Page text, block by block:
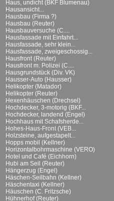
Haus, undicht (BKF Blumenau)
Hausansicht...
Hausbau (Firma ?)
Hausbau (Reuter)
Hausbauversuche (C....
Hausfassade mit Einfahrt...
Hausfassade, sehr klein...
Hausfassade, zweigeschossig...
Hausfront (Reuter)
Hausfront m. Polizei (C....
Hausgrundstück (Div. VK)
Hausser-Auto (Hausser)
Helikopter (Matador)
Helikopter (Reuter)
Hexenhäuschen (Drechsel)
Hochdecker, 3-motorig (BKF...
Hochdecker, landend (Engel)
Hochhaus mit Schafsherde...
Hohes-Haus-Front (VEB...
Holzsteine, aufgestapelt...
Hopps mobil (Kellner)
Horizontalbohrmaschine (VERO)
Hotel und Café (Eichhorn)
Hubi am Seil (Reuter)
Hängerzug (Engel)
Häschen-Seilbahn (Kellner)
Häschentaxi (Kellner)
Häuschen (C. Fritzsche)
Hühnerhof (Reuter)